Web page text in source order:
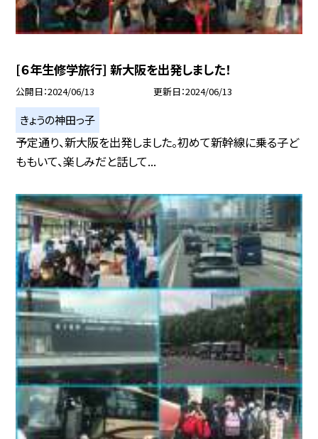
[６年生修学旅行] 新大阪を出発しました！
公開日 2024/06/13 更新日 2024/06/13
きょうの神田っ子
予定通り、新大阪を出発しました。初めて新幹線に乗る子ど
ももいて、楽しみだと話して...